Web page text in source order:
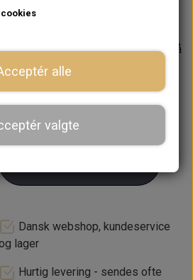
Indvendig dørhængsel
leveringstid:Varen er på
1-2 dages leveringstid
− +
Dansk webshop, kundeservice
lager
Hurtig levering - sendes ofte
alle
valgte